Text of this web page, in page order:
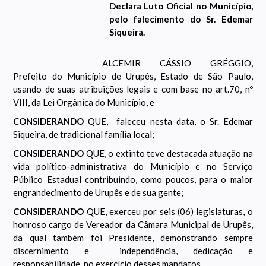
Declara Luto Oficial no Município,
pelo falecimento do Sr. Edemar
Siqueira.
ALCEMIR CÁSSIO GRÉGGIO,
Prefeito do Município de Urupês, Estado de São Paulo,
usando de suas atribuições legais e com base no art.70, nº
VIII, da Lei Orgânica do Município, e
CONSIDERANDOQUE, faleceu nesta data, o Sr. Edemar
Siqueira, de tradicional família local;
CONSIDERANDO QUE, o extinto teve destacada atuação na
vida político-administrativa do Município e no Serviço
Público Estadual contribuindo, como poucos, para o maior
engrandecimento de Urupês e de sua gente;
CONSIDERANDO QUE, exerceu por seis (06) legislaturas, o
honroso cargo de Vereador da Câmara Municipal de Urupês,
da qual também foi Presidente, demonstrando sempre
discernimento e independência, dedicação e